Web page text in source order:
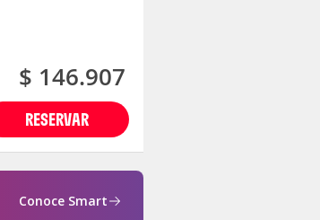
RESERVAR
$ 146.907
Conoce Smart